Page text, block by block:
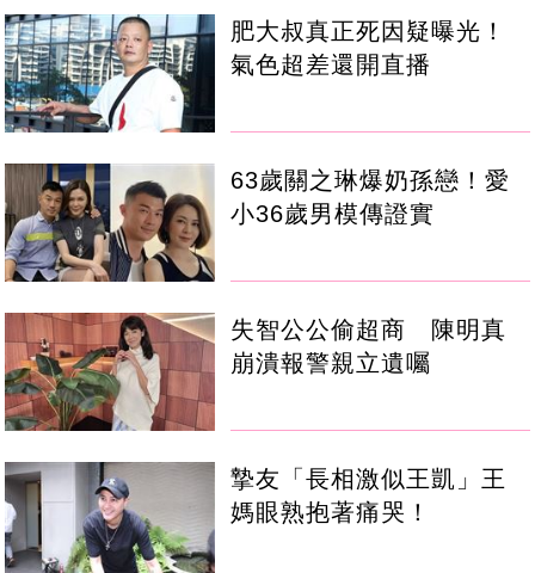
肥大叔真正死因疑曝光！
氣色超差還開直播
63歲關之琳爆奶孫戀！愛
小36歲男模傳證實
失智公公偷超商 陳明真
崩潰報警親立遺囑
摯友「長相激似王凱」王
媽眼熟抱著痛哭！